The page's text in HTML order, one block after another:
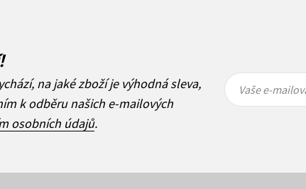
na jaké zboží je výhodná sleva,
k odběru našich e-mailových
osobních údajů.
mailová
mailová
Vaše e-